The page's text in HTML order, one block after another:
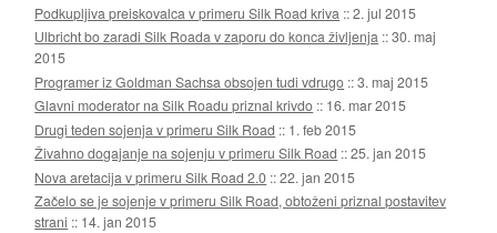
Podkupljiva preiskovalca v primeru Silk Road kriva ::2. jul 2015
Ulbricht bo zaradi Silk Roada v zaporu do konca življenja ::30. maj
2015
Programer iz Goldman Sachsa obsojen tudi vdrugo ::3. maj 2015
Glavni moderator na Silk Roadu priznal krivdo :: 16. mar 2015
Drugi teden sojenja v primeru Silk Road :: 1. feb 2015
Živahno dogajanje na sojenju v primeru Silk Road ::25. jan 2015
Nova aretacija v primeru Silk Road 2.0 ::22. jan 2015
Začelo se je sojenje v primeru Silk Road, obtoženi priznal postavitev
strani :: 14. jan 2015